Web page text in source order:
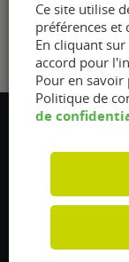
5 avenue des
info@flexfuel-
Ce site utilise
préférences et
En cliquant sur
accord pour
Pour en savoir
Politique de
de